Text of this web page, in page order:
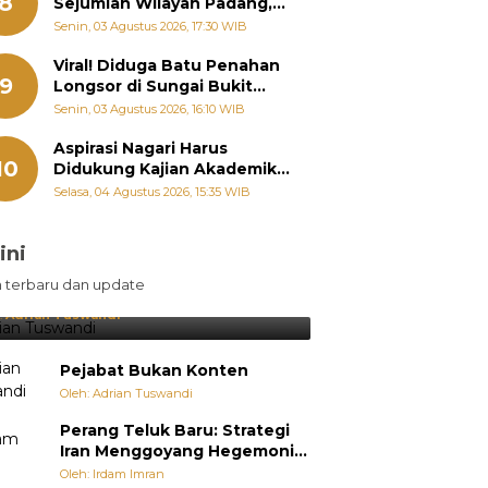
Fadly Amran Perintahkan
Senin, 03 Agustus 2026, 17:30 WIB
9
Viral! Diduga Batu Penahan
Longsor di Sungai Bukit
Nago Padang Diambil, Warga
Senin, 03 Agustus 2026, 16:10 WIB
Aspirasi Nagari Harus
Didukung Kajian Akademik,
Zigo Rolanda: Agar Mudah
Selasa, 04 Agustus 2026, 15:35 WIB
terbaru dan update
Lebih Diunggulkan, tetapi
Selalu Punya Cara Membuat
Adrian Tuswandi
Pejabat Bukan Konten
Oleh: Adrian Tuswandi
Perang Teluk Baru: Strategi
Iran Menggoyang Hegemoni
AS dari Dalam
Oleh: Irdam Imran